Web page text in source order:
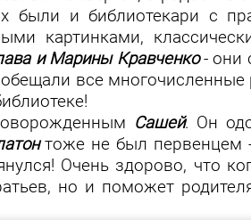
были и библиотекари с
картинками,
и Марины Кравченко- они
все
Сашей. Он
тоже не был первенцем
Очень здорово, что
но и поможет